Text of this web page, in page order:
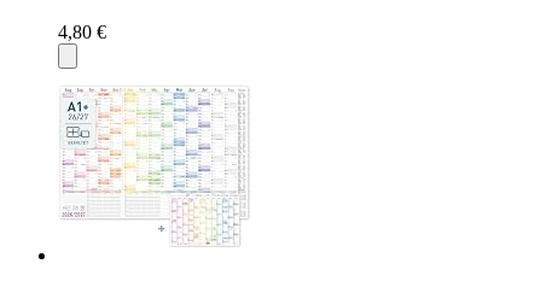
4,80 €